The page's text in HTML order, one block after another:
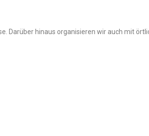
Darüber hinaus organisieren wir auch mit